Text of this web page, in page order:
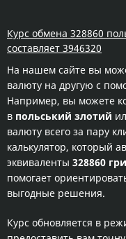
Курс обмена 328860
составляет 3946320
На нашем сайте вы
валюту на другую с
Например, вы можете
в польський злотий
валюту всего за пару
калькулятор, который
эквиваленты 328860
помогает
выгодные решения.
Курс обновляется в